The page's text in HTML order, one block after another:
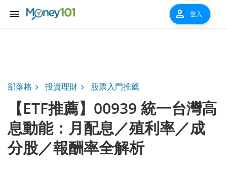
menu person 登入
部落格 投資理財 股票入門推薦
【ETF推薦】00939 統一台灣高
息動能：月配息／殖利率／成
分股／報酬率全解析